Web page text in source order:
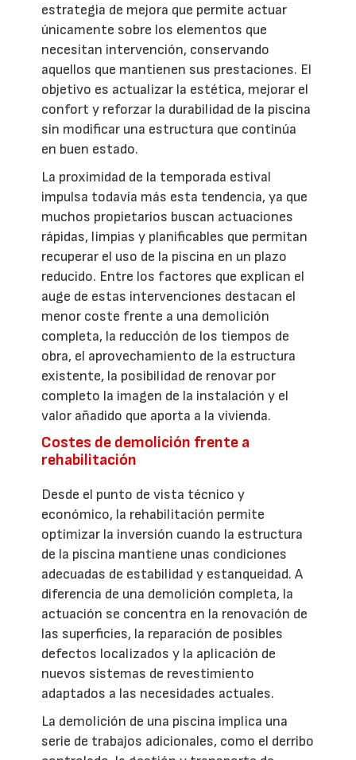
estrategia de mejora que permite actuar
únicamente sobre los elementos que
necesitan intervención, conservando
aquellos que mantienen sus prestaciones. El
objetivo es actualizar la estética, mejorar el
confort y reforzar la durabilidad de la piscina
sin modificar una estructura que continúa
en buen estado.
La proximidad de la temporada estival
impulsa todavía más esta tendencia, ya que
muchos propietarios buscan actuaciones
rápidas, limpias y planificables que permitan
recuperar el uso de la piscina en un plazo
reducido. Entre los factores que explican el
auge de estas intervenciones destacan el
menor coste frente a una demolición
completa, la reducción de los tiempos de
obra, el aprovechamiento de la estructura
existente, la posibilidad de renovar por
completo la imagen de la instalación y el
valor añadido que aporta a la vivienda.
Costes de demolición frente a
rehabilitación
Desde el punto de vista técnico y
económico, la rehabilitación permite
optimizar la inversión cuando la estructura
de la piscina mantiene unas condiciones
adecuadas de estabilidad y estanqueidad. A
diferencia de una demolición completa, la
actuación se concentra en la renovación de
las superficies, la reparación de posibles
defectos localizados y la aplicación de
nuevos sistemas de revestimiento
adaptados a las necesidades actuales.
La demolición de una piscina implica una
serie de trabajos adicionales, como el derribo